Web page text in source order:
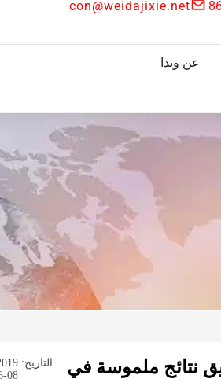
con@weidajixie.net
عن ويدا
نتائج ملموسة في
08-16